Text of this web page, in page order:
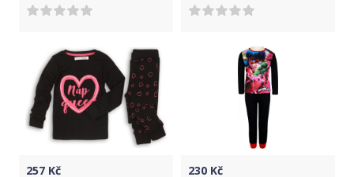
257 Kč 230 Kč